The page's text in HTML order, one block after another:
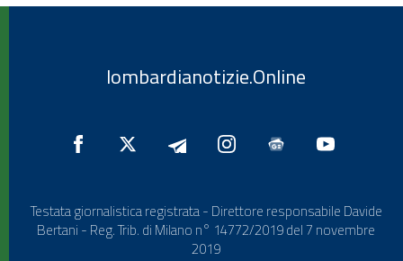
lombardianotizie.Online
Testata giornalistica registrata - Direttore responsabile Davide
Bertani - Reg. Trib. di Milano n° 14772/2019 del 7 novembre
2019